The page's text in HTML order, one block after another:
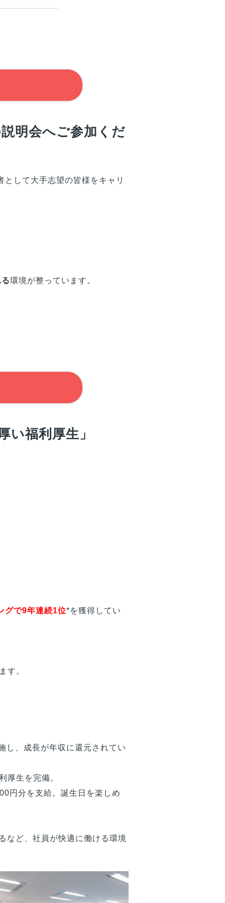
明会へご参加くだ
として大手志望の皆様 をキャリ
環境が整っています。
い福利厚生」
グで9年連続1位*を獲得してい
す。
し、成長が年収に還元されてい
厚生を完備。
円分を支給。誕生日を楽しめ
など、社員が快適に働ける環境